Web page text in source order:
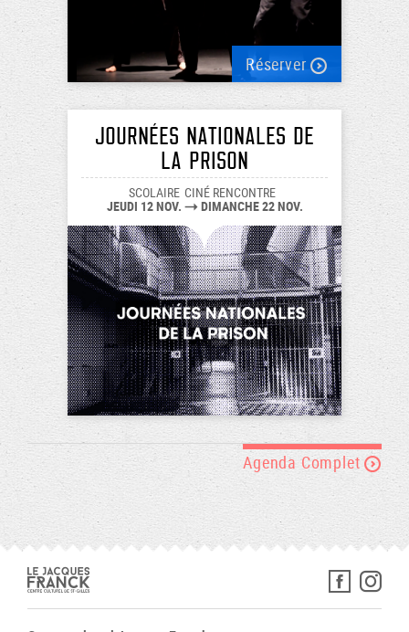
Réserver
Journées nationales de
la prison
SCOLAIRE CINÉ RENCONTRE
JEUDI 12 NOV. DIMANCHE 22 NOV.
Agenda Complet